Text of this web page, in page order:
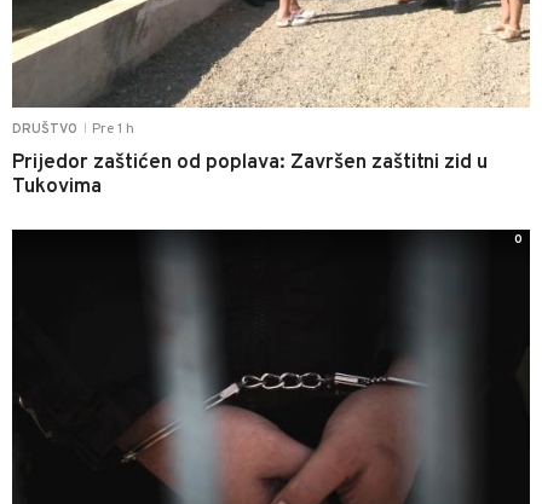
DRUŠTVO Pre 1 h
Prijedor zaštićen od poplava: Završen zaštitni zid u
Tukovima
0